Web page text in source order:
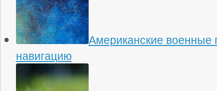
Американские военные
навигацию